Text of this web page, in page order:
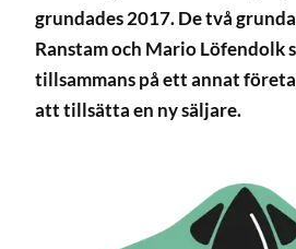
grundades 2017. De två
Ranstam och Mario Löfendolk
tillsammans på ett annat
att tillsätta en ny säljare.